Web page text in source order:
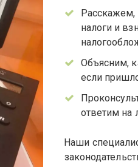
Расскажем,
налоги и
Объясним,
если
ответим на
Наши